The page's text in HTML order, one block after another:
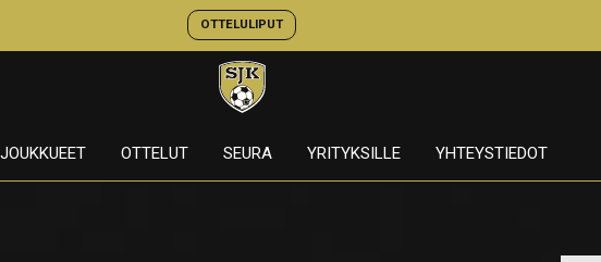
OTTELULIPUT
JOUKKUEET OTTELUT SEURA YRITYKSILLE YHTEYSTIEDOT